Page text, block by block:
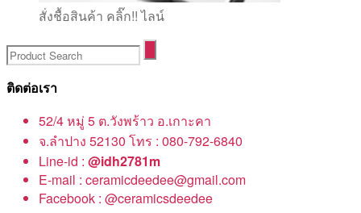
สั่งชื้อสินค้า คลิ๊ก!! ไลน์
ติดต่อเรา
52/4 หมู่ 5 ต.วังพร้าว อ.เกาะคา
จ.ลำปาง 52130 โทร : 080-792-6840
Line-id : @idh2781m
E-mail : ceramicdeedee@gmail.com
Facebook : @ceramicsdeedee